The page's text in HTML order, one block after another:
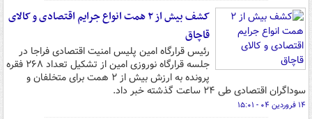
کشف بیش از ۲ همت انواع جرایم اقتصادی و کالای
قاچاق
رئیس قرارگاه امین پلیس امنیت اقتصادی فراجا در
جلسه قرارگاه نوروزی امین از تشکیل تعداد ۲۶۸ فقره
پرونده به ارزش بیش از ۲ همت برای متخلفان و
سوداگران اقتصادی طی ۲۴ ساعت گذشته خبر داد.
۱۴ فروردین ۰۴ - ۱۵:۰۱